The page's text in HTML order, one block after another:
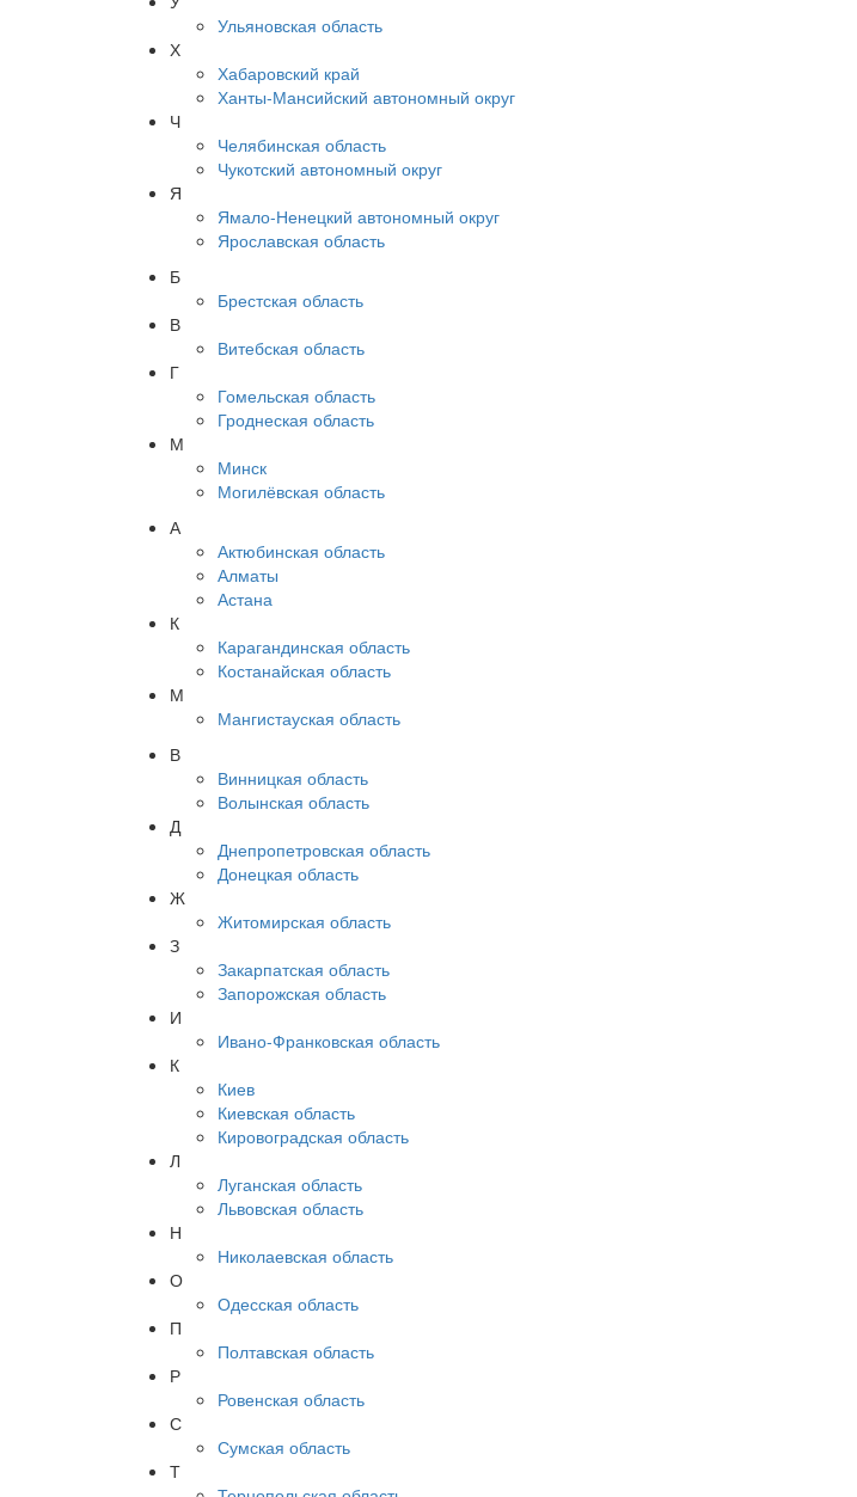
Ульяновская область
Х
Хабаровский край
Ханты-Мансийский автономный округ
Ч
Челябинская область
Чукотский автономный округ
Я
Ямало-Ненецкий автономный округ
Ярославская область
Б
Брестская область
В
Витебская область
Г
Гомельская область
Гроднеская область
М
Минск
Могилёвская область
А
Актюбинская область
Алматы
Астана
К
Карагандинская область
Костанайская область
М
Мангистауская область
В
Винницкая область
Волынская область
Д
Днепропетровская область
Донецкая область
Ж
Житомирская область
З
Закарпатская область
Запорожская область
И
Ивано-Франковская область
К
Киев
Киевская область
Кировоградская область
Л
Луганская область
Львовская область
Н
Николаевская область
О
Одесская область
П
Полтавская область
Р
Ровенская область
С
Сумская область
Т